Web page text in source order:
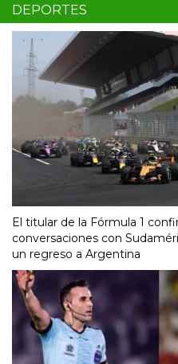
DEPORTES
El titular de la Fórmula 1
conversaciones con
un regreso a Argentina